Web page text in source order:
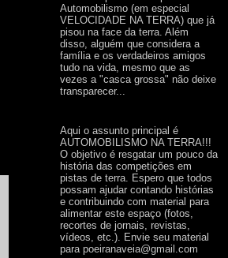
Automobilismo (em especial
VELOCIDADE NA TERRA) que já
pisou na face da terra. Além
disso, alguém que considera a
família e os verdadeiros amigos
tudo na vida, mesmo que as
vezes a "casca grossa" não deixe
transparecer...
Aqui o assunto principal é
AUTOMOBILISMO NA TERRA!!!
O objetivo é resgatar um pouco da
história das competições em
pistas de terra. Espero que todos
possam ajudar contando histórias
e contribuindo com material para
alimentar este espaço (fotos,
recortes de jornais, revistas,
vídeos, etc.). Envie seu material
para poeiranaveia@gmail.com